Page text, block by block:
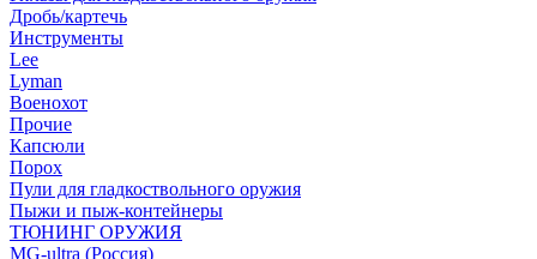
Дробь/картечь
Инструменты
Lee
Lyman
Военохот
Прочие
Капсюли
Порох
Пули для гладкоствольного оружия
Пыжи и пыж-контейнеры
ТЮНИНГ ОРУЖИЯ
MG-ultra (Россия)